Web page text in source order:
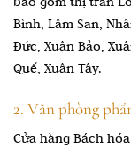
Bình, Lâm San,
Đức, Xuân Bảo,
Quế, Xuân Tây.
2. Văn phòng
Cửa hàng Bách